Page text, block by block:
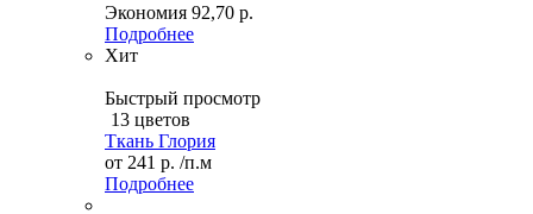
Экономия 92,70 р.
Подробнее
Хит
Быстрый просмотр
13 цветов
Ткань Глория
от 241 р. /п.м
Подробнее